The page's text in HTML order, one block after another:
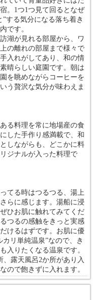
。1つ1つ見て回るとなぜ
”する気分になる落ち着き
です。
湖が見れる部屋から、ワ
の離れの部屋まで様々で
入れがしてあり、和の情
晴らしい庭園です。朝は
を眺めながらコーヒーを
う贅沢な気分が味わえま
る料理を常に地場産の食
した手作り感満載で、和
しながらも、どこかに料
ジナルが入った料理で
てる時はつるつる、湯上
らに感じます。湯船に浸
ひお肌に触れてみてくだ
つるの感触をきっと実感
けるはずです。お肌に優
カリ単純温泉”なので、き
入りたくなる温泉です。
、露天風呂2か所があり入
ので飽きずに入れます。